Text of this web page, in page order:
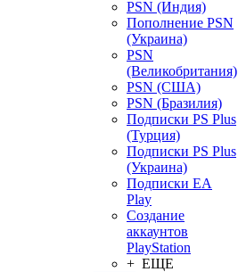
PSN (Индия)
Пополнение PSN
(Украина)
PSN
(Великобритания)
PSN (США)
PSN (Бразилия)
Подписки PS Plus
(Турция)
Подписки PS Plus
(Украина)
Подписки EA
Play
Создание
аккаунтов
PlayStation
+ ЕЩЕ